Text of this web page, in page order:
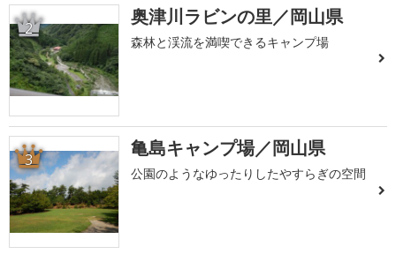
2 奥津川ラビンの里／岡山県
森林と渓流を満喫できるキャンプ場
3 亀島キャンプ場／岡山県
公園のようなゆったりしたやすらぎの空間